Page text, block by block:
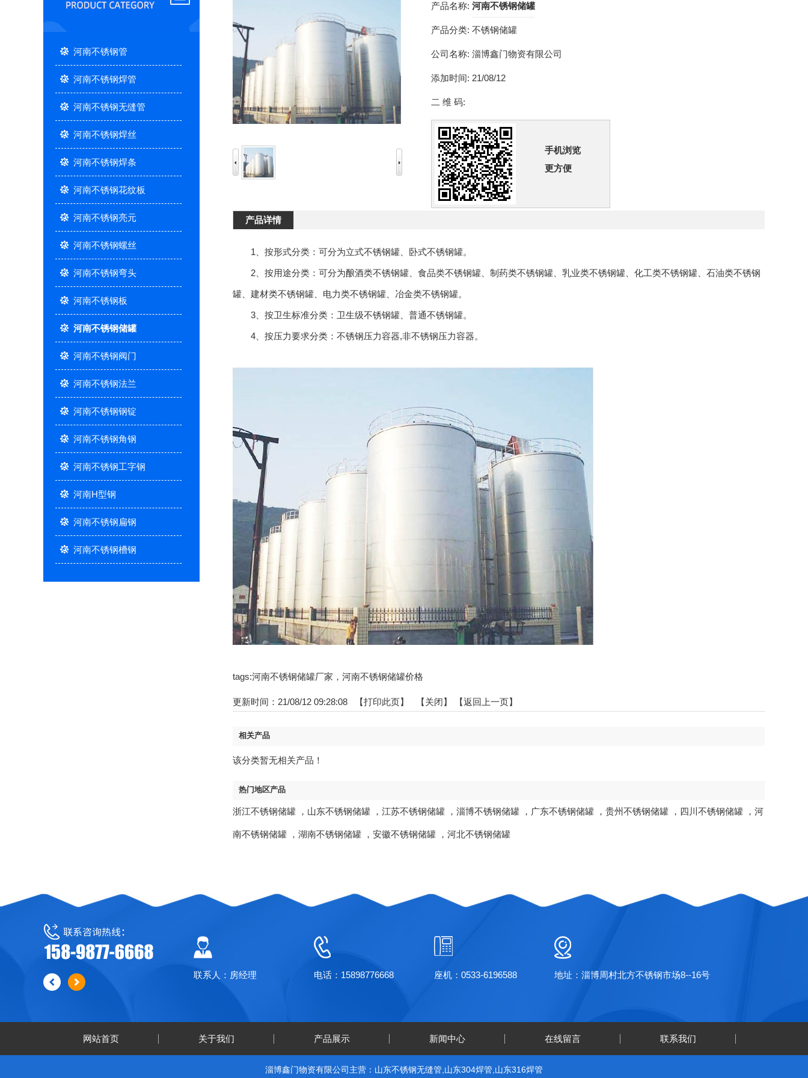
河南不锈钢管
河南不锈钢焊管
河南不锈钢无缝管
河南不锈钢焊丝
河南不锈钢焊条
河南不锈钢花纹板
河南不锈钢亮元
河南不锈钢螺丝
河南不锈钢弯头
河南不锈钢板
河南不锈钢储罐
河南不锈钢阀门
河南不锈钢法兰
河南不锈钢钢锭
河南不锈钢角钢
河南不锈钢工字钢
河南H型钢
河南不锈钢扁钢
河南不锈钢槽钢
产品名称: 河南不锈钢储罐
产品分类: 不锈钢储罐
公司名称: 淄博鑫门物资有限公司
添加时间: 21/08/12
二 维 码:
手机浏览
更方便
产品详情
1、按形式分类：可分为立式不锈钢罐、卧式不锈钢罐。
2、按用途分类：可分为酿酒类不锈钢罐、食品类不锈钢罐、制药类不锈钢罐、乳业类不锈钢罐、化工类不锈钢罐、石油类不锈钢
罐、建材类不锈钢罐、电力类不锈钢罐、冶金类不锈钢罐。
3、按卫生标准分类：卫生级不锈钢罐、普通不锈钢罐。
4、按压力要求分类：不锈钢压力容器,非不锈钢压力容器。
tags:河南不锈钢储罐厂家，河南不锈钢储罐价格
更新时间：21/08/12 09:28:08 【打印此页】 【关闭】 【返回上一页】
相关产品
该分类暂无相关产品！
热门地区产品
浙江不锈钢储罐 ， 山东不锈钢储罐 ， 江苏不锈钢储罐 ， 淄博不锈钢储罐 ， 广东不锈钢储罐 ， 贵州不锈钢储罐 ， 四川不锈钢储罐 ， 河
南不锈钢储罐 ， 湖南不锈钢储罐 ， 安徽不锈钢储罐 ， 河北不锈钢储罐
联系人：房经理 电话：15898776668 座机：0533-6196588 地址：淄博周村北方不锈钢市场8--16号
网站首页 关于我们 产品展示 新闻中心 在线留言 联系我们
淄博鑫门物资有限公司主营：山东不锈钢无缝管,山东304焊管,山东316焊管